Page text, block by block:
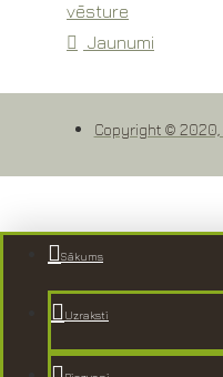
vēsture
Jaunumi
Copyright ©
Sākums
Uzraksti